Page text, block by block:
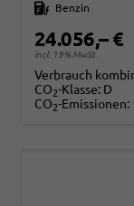
Kraftstoff
Benzin
24.056,– €
incl. 19% MwSt.
Verbrauch
CO2-Klasse: D
CO2-Emissionen: